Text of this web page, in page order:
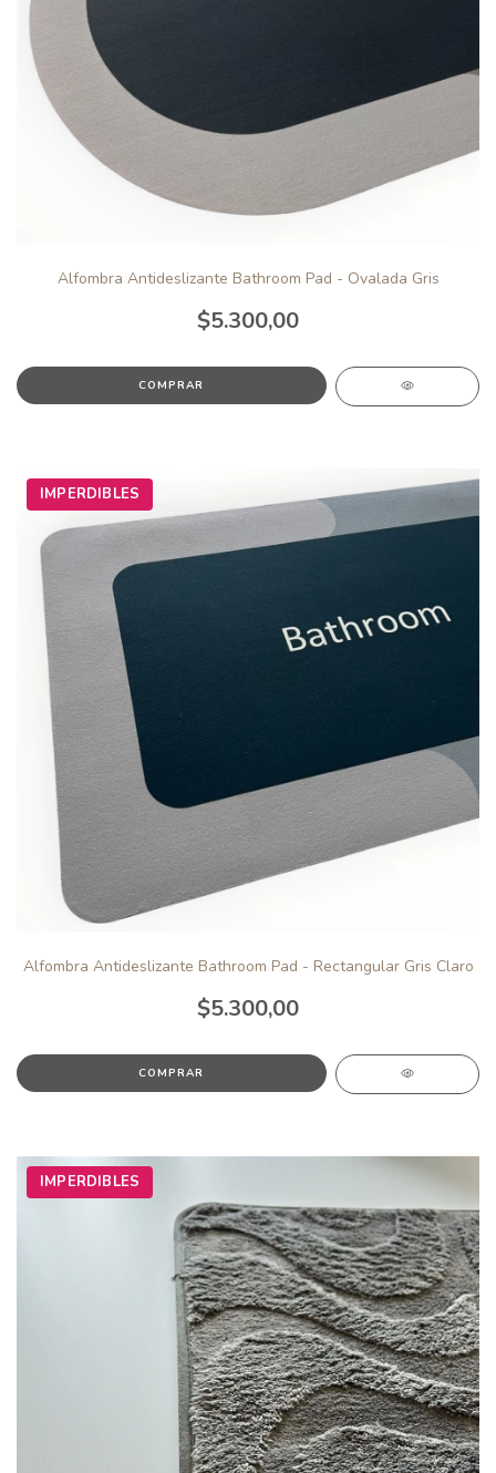
Alfombra Antideslizante Bathroom Pad - Ovalada Gris
$5.300,00
IMPERDIBLES
Alfombra Antideslizante Bathroom Pad - Rectangular Gris Claro
$5.300,00
IMPERDIBLES